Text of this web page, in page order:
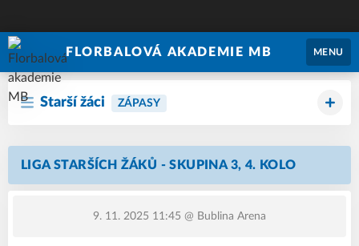
FLORBALOVÁ AKADEMIE MB MENU
Starší žáci ZÁPASY
LIGA STARŠÍCH ŽÁKŮ - SKUPINA 3, 4. KOLO
9. 11. 2025 11:45 @ Bublina Arena